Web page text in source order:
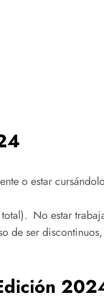
o estar
No estar
de ser